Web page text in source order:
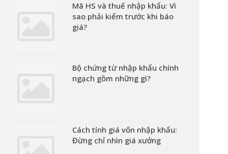
Mã HS và thuế nhập khẩu: Vì
sao phải kiểm trước khi báo
giá?
Bộ chứng từ nhập khẩu chính
ngạch gồm những gì?
Cách tính giá vốn nhập khẩu:
Đừng chỉ nhìn giá xưởng